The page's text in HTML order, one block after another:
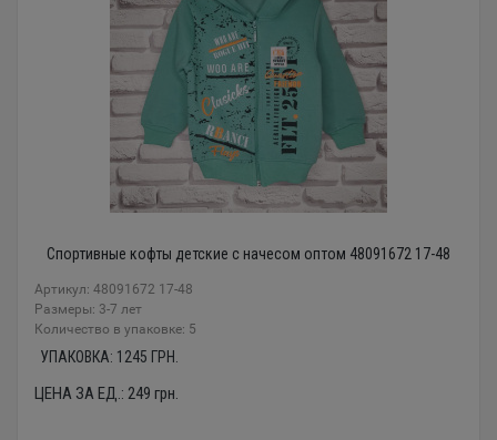
Спортивные кофты детские с начесом оптом 48091672 17-48
Артикул: 48091672 17-48
Размеры: 3-7 лет
Количество в упаковке: 5
УПАКОВКА: 1245 ГРН.
ЦЕНА ЗА ЕД.: 249 грн.